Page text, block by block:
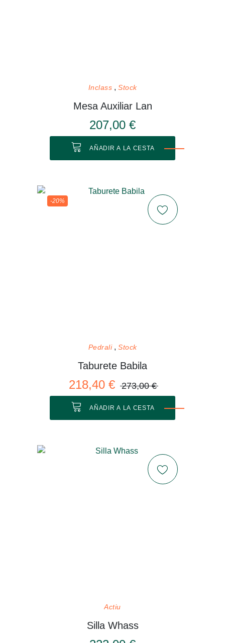
Inclass Stock
Mesa Auxiliar Lan
207,00 €
AÑADIR A LA CESTA
-20%
Pedrali Stock
Taburete Babila
218,40 € 273,00 €
AÑADIR A LA CESTA
Actiu
Silla Whass